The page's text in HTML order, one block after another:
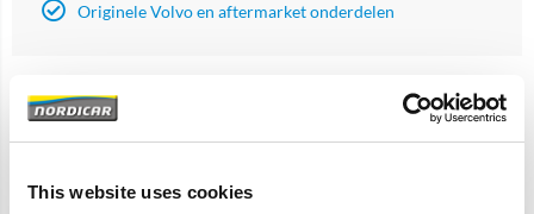
This website uses cookies
Originele Volvo en aftermarket onderdelen
Artikelomschrijving
Voor bandenmaat: 215/55; 205/55; 15, 16, 17 inch